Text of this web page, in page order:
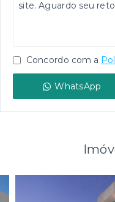
Concordo com a
WhatsApp